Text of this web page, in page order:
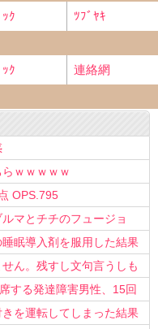
ｯｸ
ﾂﾌﾞﾔｷ
ｯｸ
連絡網
ｗｗｗｗｗ
OPS.795
マとチチのフュージョ
眠導入剤を服用した結果
ん。残すし文句言うしも
する発達障害男性、15回
を運転してしまった結果